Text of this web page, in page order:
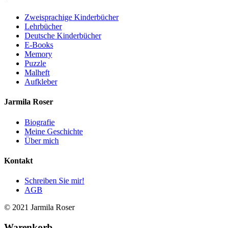
Zweisprachige Kinderbücher
Lehrbücher
Deutsche Kinderbücher
E-Books
Memory
Puzzle
Malheft
Aufkleber
Jarmila Roser
Biografie
Meine Geschichte
Über mich
Kontakt
Schreiben Sie mir!
AGB
© 2021 Jarmila Roser